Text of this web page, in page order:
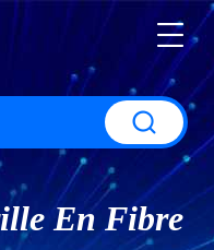
En Fibre